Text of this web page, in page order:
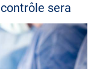
sera